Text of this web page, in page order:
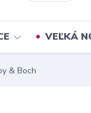
VEĽKÁ
& Boch